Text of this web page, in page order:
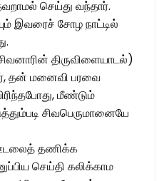
செய்து வந்தார்.
இவரைச் சோழ நாட்டில்
திருவிளையாடல்)
தன் மனைவி பரவை
மீண்டும்
சிவபெருமானையே
ஊடலைத் தணிக்க
செய்தி கலிக்காம